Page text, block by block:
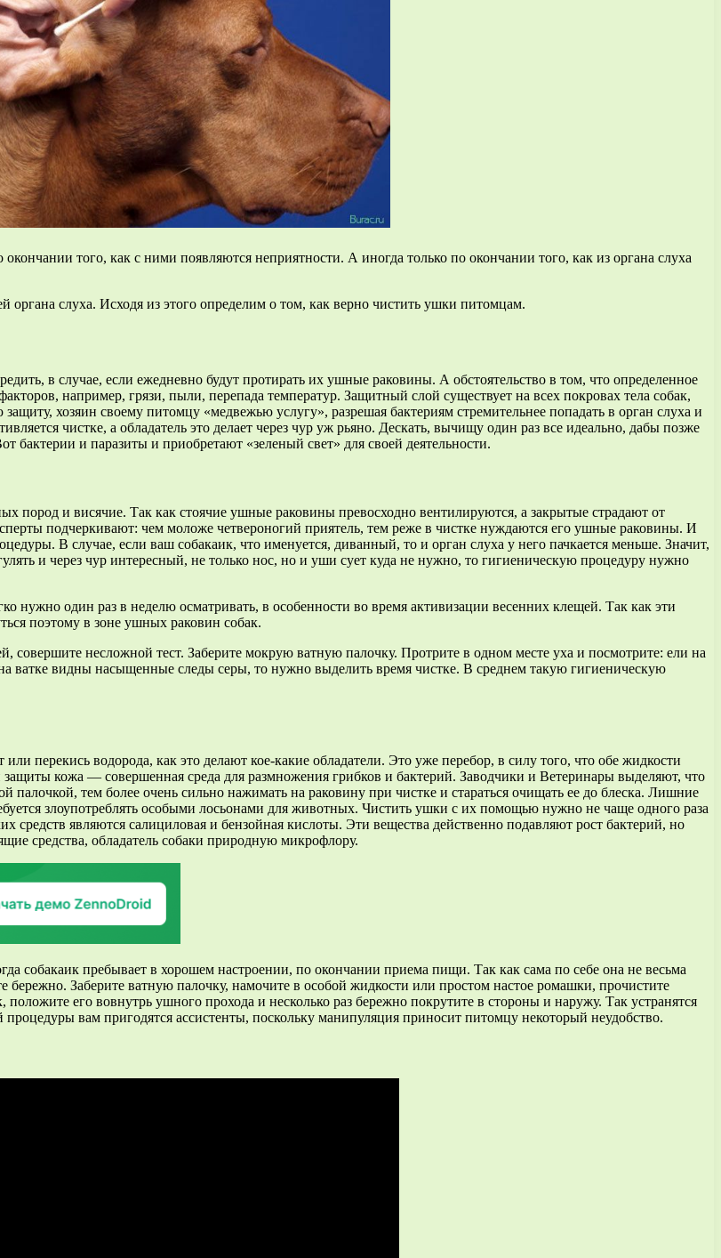
того, как с ними появляются неприятности. А иногда только по окончании того, как из органа слуха
слуха. Исходя из этого определим о том, как верно чистить ушки питомцам.
в случае, если ежедневно будут протирать их ушные раковины. А обстоятельство в том, что определенное
например, грязи, пыли, перепада температур. Защитный слой существует на всех покровах тела собак,
хозяин своему питомцу «медвежью услугу», разрешая бактериям стремительнее попадать в орган слуха и
чистке, а обладатель это делает через чур уж рьяно. Дескать, вычищу один раз все идеально, дабы позже
и паразиты и приобретают «зеленый свет» для своей деятельности.
и висячие. Так как стоячие ушные раковины превосходно вентилируются, а закрытые страдают от
подчеркивают: чем моложе четвероногий приятель, тем реже в чистке нуждаются его ушные раковины. И
В случае, если ваш собакаик, что именуется, диванный, то и орган слуха у него пачкается меньше. Значит,
и через чур интересный, не только нос, но и уши сует куда не нужно, то гигиеническую процедуру нужно
нужно один раз в неделю осматривать, в особенности во время активизации весенних клещей. Так как эти
поэтому в зоне ушных раковин собак.
несложной тест. Заберите мокрую ватную палочку. Протрите в одном месте уха и посмотрите: ели на
ватке видны насыщенные следы серы, то нужно выделить время чистке. В среднем такую гигиеническую
перекись водорода, как это делают кое-какие обладатели. Это уже перебор, в силу того, что обе жидкости
кожа — совершенная среда для размножения грибков и бактерий. Заводчики и Ветеринары выделяют, что
палочкой, тем более очень сильно нажимать на раковину при чистке и стараться очищать ее до блеска. Лишние
злоупотреблять особыми лосьонами для животных. Чистить ушки с их помощью нужно не чаще одного раза
средств являются салициловая и бензойная кислоты. Эти вещества действенно подавляют рост бактерий, но
средства, обладатель собаки природную микрофлору.
собакаик пребывает в хорошем настроении, по окончании приема пищи. Так как сама по себе она не весьма
бережно. Заберите ватную палочку, намочите в особой жидкости или простом настое ромашки, прочистите
его вовнутрь ушного прохода и несколько раз бережно покрутите в стороны и наружу. Так устранятся
вам пригодятся ассистенты, поскольку манипуляция приносит питомцу некоторый неудобство.